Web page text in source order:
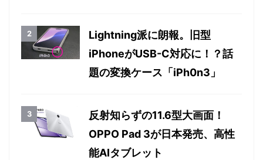
Lightning派に朗報。旧型
iPhoneがUSB-C対応に！？話
題の変換ケース「iPh0n3」
反射知らずの11.6型大画面！
OPPO Pad 3が日本発売、高性
能AIタブレット